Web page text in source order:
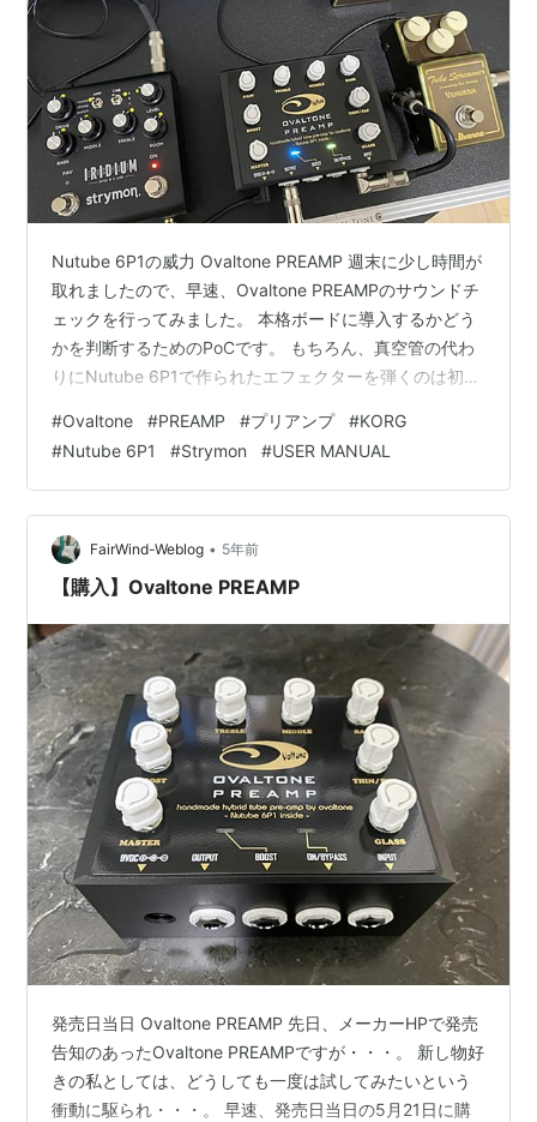
Nutube 6P1の威力 Ovaltone PREAMP 週末に少し時間が
取れましたので、早速、Ovaltone PREAMPのサウンドチ
ェックを行ってみました。 本格ボードに導入するかどう
かを判断するためのPoCです。 もちろん、真空管の代わ
りにNutube 6P1で作られたエフェクターを弾くのは初め
らのチューブライクな暖かいクリーンサウンドだという
こと。 また、Ovaltone PREAMPのクリーンに、
Vemuram Jan RayとIbanez / VEMURAM TSV808をのせ
てみましたが、これがまたかなり良い感じです。 いや…
#Ovaltone #PREAMP #プリアンプ #KORG
#Nutube 6P1 #Strymon #USER MANUAL
FairWind-Weblog • 5年前
【購入】Ovaltone PREAMP
発売日当日 Ovaltone PREAMP 先日、メーカーHPで発売
告知のあったOvaltone PREAMPですが・・・。 新し物好
きの私としては、どうしても一度は試してみたいという
衝動に駆られ・・・。 早速、発売日当日の5月21日に購